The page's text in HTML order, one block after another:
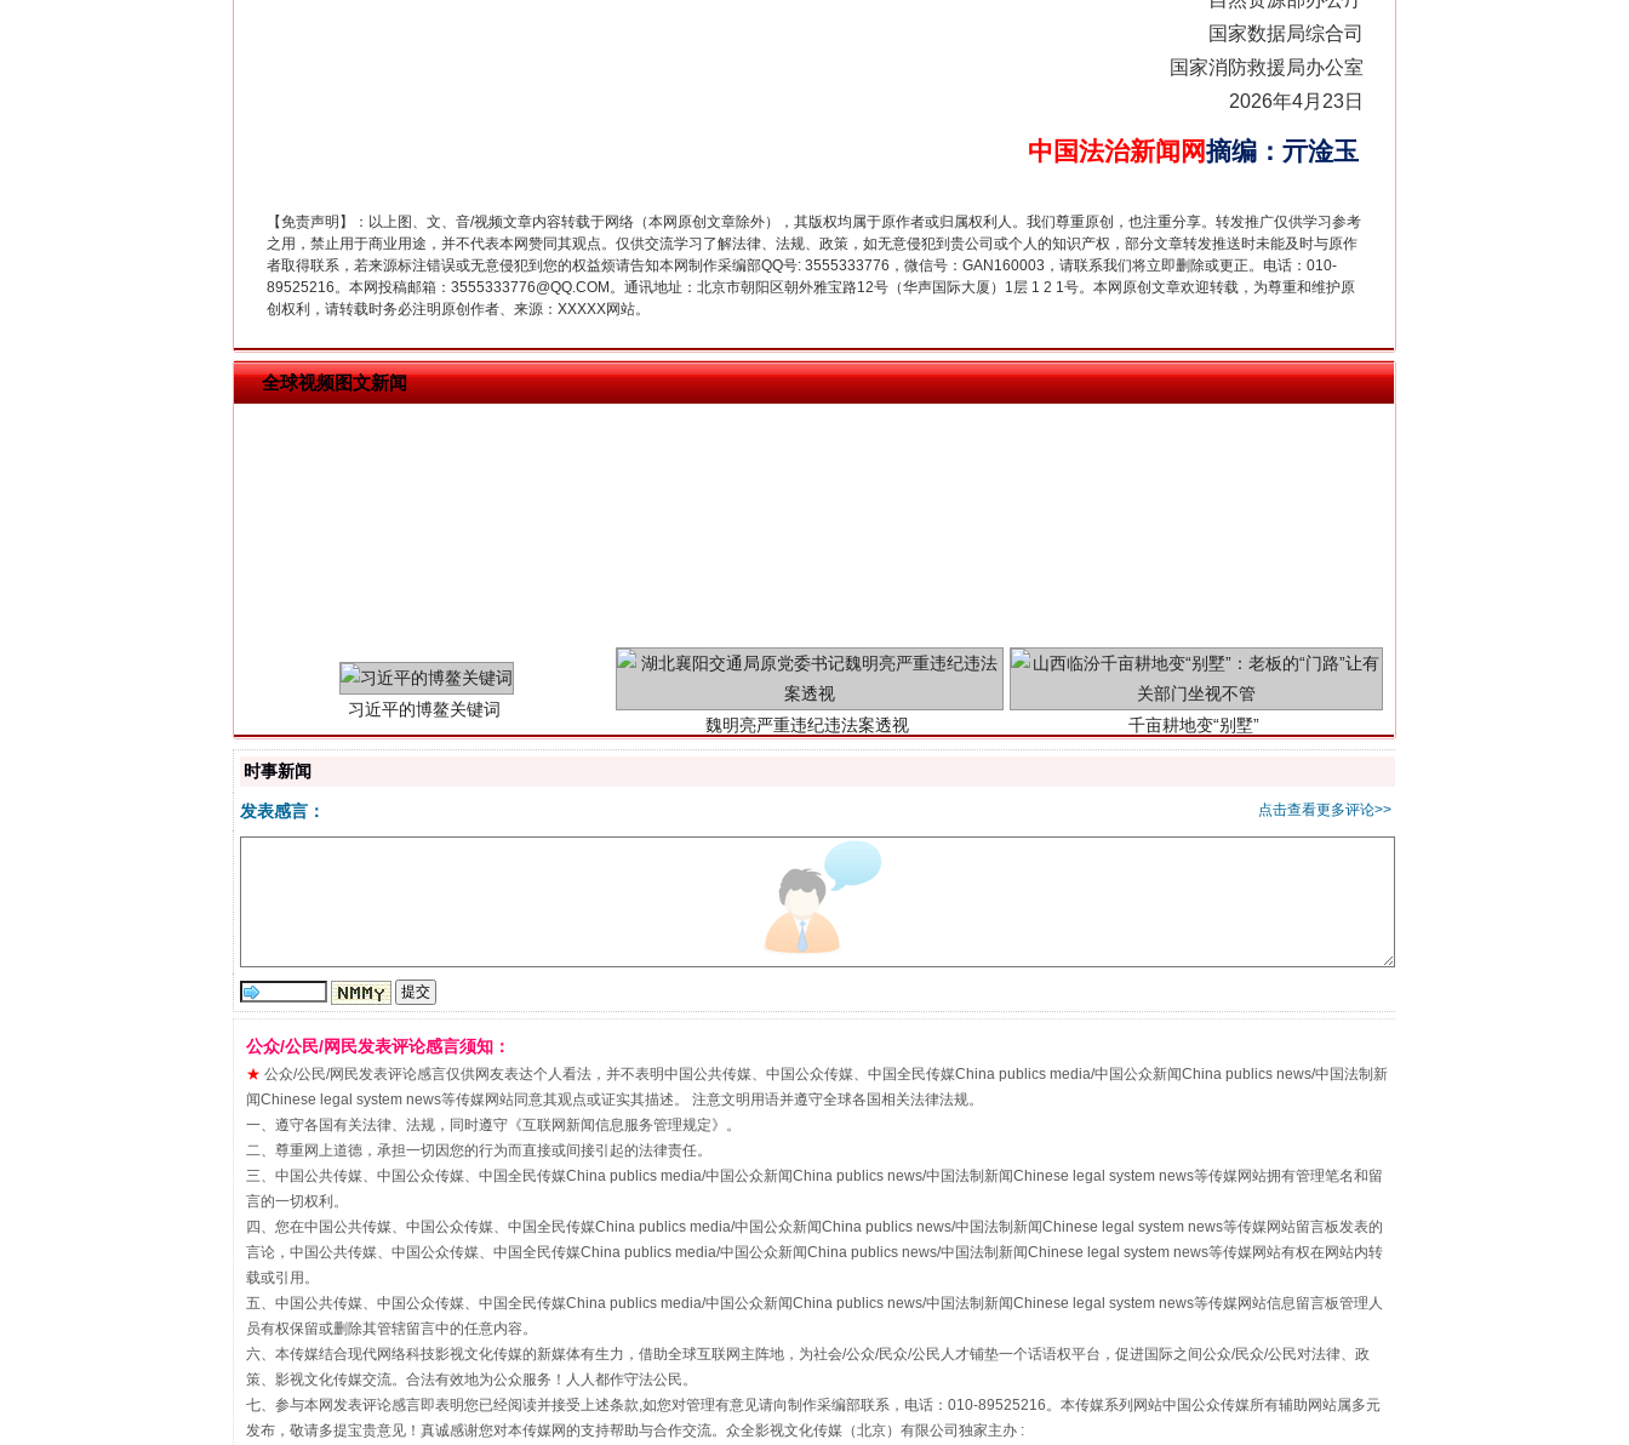
国家数据局综合司
国家消防救援局办公室
2026年4月23日
中国法治新闻网摘编 ： 亓淦玉
【免责声明】：以上图、文、音/视频文章内容转载于网络（本网原创文章除外），其版权均属于原作者或归属权利人。我们尊重原创，也注重分享。转发推广仅供学习参考
之用，禁止用于商业用途，并不代表本网赞同其观点。仅供交流学习了解法律、法规、政策，如无意侵犯到贵公司或个人的知识产权，部分文章转发推送时未能及时与原作
者取得联系，若来源标注错误或无意侵犯到您的权益烦请告知本网制作采编部QQ号: 3555333776，微信号：GAN160003，请联系我们将立即删除或更正。电话：010-
89525216。本网投稿邮箱：3555333776@QQ.COM。通讯地址：北京市朝阳区朝外雅宝路12号（华声国际大厦）1层 1 2 1号。本网原创文章欢迎转载，为尊重和维护原
创权利，请转载时务必注明原创作者、来源：XXXXX网站。
全球视频图文新闻
在谋一域中谋全局
今年投资意愿榜揭晓 新中国诞生的见证
生物安全法正式实施
揭批美国五大"原罪" "炒鞋教程"里的骗局 习近平的“航天情”
时事新闻
点击查看更多评论>>
发表感言：
公众/公民/网民发表评论感言须知：
★ 公众/公民/网民发表评论感言仅供网友表达个人看法，并不表明中国公共传媒、中国公众传媒、中国全民传媒China publics media/中国公众新闻China publics news/中国法制新
闻Chinese legal system news等传媒网站同意其观点或证实其描述。 注意文明用语并遵守全球各国相关法律法规。
一、遵守各国有关法律、法规，同时遵守《互联网新闻信息服务管理规定》。
二、尊重网上道德，承担一切因您的行为而直接或间接引起的法律责任。
三、中国公共传媒、中国公众传媒、中国全民传媒China publics media/中国公众新闻China publics news/中国法制新闻Chinese legal system news等传媒网站拥有管理笔名和留
言的一切权利。
四、您在中国公共传媒、中国公众传媒、中国全民传媒China publics media/中国公众新闻China publics news/中国法制新闻Chinese legal system news等传媒网站留言板发表的
言论，中国公共传媒、中国公众传媒、中国全民传媒China publics media/中国公众新闻China publics news/中国法制新闻Chinese legal system news等传媒网站有权在网站内转
载或引用。
五、中国公共传媒、中国公众传媒、中国全民传媒China publics media/中国公众新闻China publics news/中国法制新闻Chinese legal system news等传媒网站信息留言板管理人
员有权保留或删除其管辖留言中的任意内容。
六、本传媒结合现代网络科技影视文化传媒的新媒体有生力，借助全球互联网主阵地，为社会/公众/民众/公民人才铺垫一个话语权平台，促进国际之间公众/民众/公民对法律、政
策、影视文化传媒交流。合法有效地为公众服务！人人都作守法公民。
七、参与本网发表评论感言即表明您已经阅读并接受上述条款,如您对管理有意见请向制作采编部联系，电话：010-89525216。本传媒系列网站中国公众传媒所有辅助网站属多元
发布，敬请多提宝贵意见！真诚感谢您对本传媒网的支持帮助与合作交流。众全影视文化传媒（北京）有限公司独家主办 :